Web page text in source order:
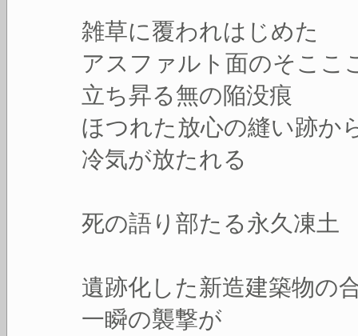
雑草に覆われはじめた
アスファルト面のそここ
立ち昇る無の陥没痕
ほつれた放心の縫い跡か
冷気が放たれる
死の語り部たる永久凍土
遺跡化した新造建築物の
一瞬の襲撃が